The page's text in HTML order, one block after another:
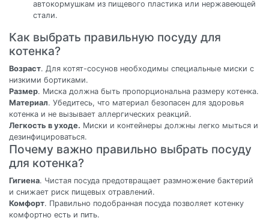
автокормушкам из пищевого пластика или нержавеющей
стали.
Как выбрать правильную посуду для
котенка?
Возраст. Для котят-сосунов необходимы специальные миски с
низкими бортиками.
Размер. Миска должна быть пропорциональна размеру котенка.
Материал. Убедитесь, что материал безопасен для здоровья
котенка и не вызывает аллергических реакций.
Легкость в уходе. Миски и контейнеры должны легко мыться и
дезинфицироваться.
Почему важно правильно выбрать посуду
для котенка?
Гигиена. Чистая посуда предотвращает размножение бактерий
и снижает риск пищевых отравлений.
Комфорт. Правильно подобранная посуда позволяет котенку
комфортно есть и пить.